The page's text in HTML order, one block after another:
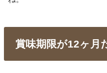
賞味期限が12ヶ月